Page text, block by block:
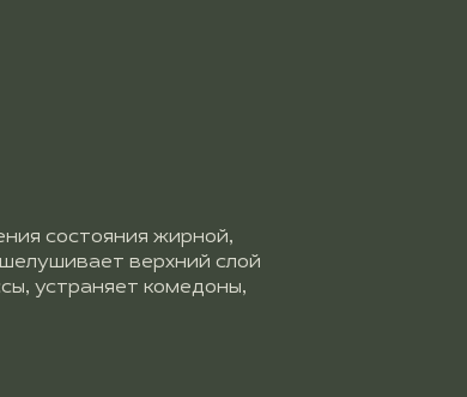
состояния жирной,
верхний слой
устраняет комедоны,